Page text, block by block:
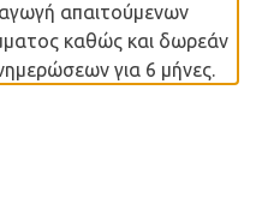
απαιτούμενων
καθώς και δωρεάν
για 6 μήνες.